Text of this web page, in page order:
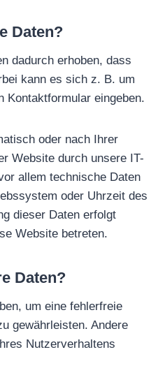
Daten?
dadurch erhoben, dass
kann es sich z. B. um
Kontaktformular eingeben.
oder nach Ihrer
Website durch unsere IT-
allem technische Daten
oder Uhrzeit des
dieser Daten erfolgt
Website betreten.
Daten?
um eine fehlerfreie
gewährleisten. Andere
Nutzerverhaltens